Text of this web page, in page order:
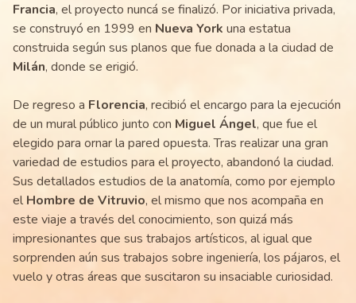
Francia, el proyecto nuncá se finalizó. Por iniciativa privada,
se construyó en 1999 en Nueva York una estatua
construida según sus planos que fue donada a la ciudad de
Milán, donde se erigió.
De regreso a Florencia, recibió el encargo para la ejecución
de un mural público junto con Miguel Ángel, que fue el
elegido para ornar la pared opuesta. Tras realizar una gran
variedad de estudios para el proyecto, abandonó la ciudad.
Sus detallados estudios de la anatomía, como por ejemplo
el Hombre de Vitruvio, el mismo que nos acompaña en
este viaje a través del conocimiento, son quizá más
impresionantes que sus trabajos artísticos, al igual que
sorprenden aún sus trabajos sobre ingeniería, los pájaros, el
vuelo y otras áreas que suscitaron su insaciable curiosidad.